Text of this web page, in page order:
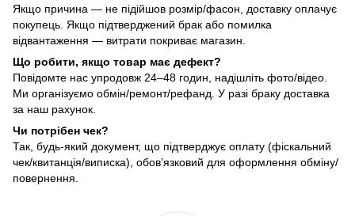
Якщо причина — не підійшов розмір/фасон, доставку оплачує
покупець. Якщо підтверджений брак або помилка
відвантаження — витрати покриває магазин.
Що робити, якщо товар має дефект?
Повідомте нас упродовж 24–48 годин, надішліть фото/відео.
Ми організуємо обмін/ремонт/рефанд. У разі браку доставка
за наш рахунок.
Чи потрібен чек?
Так, будь-який документ, що підтверджує оплату (фіскальний
чек/квитанція/виписка), обов’язковий для оформлення обміну/
повернення.